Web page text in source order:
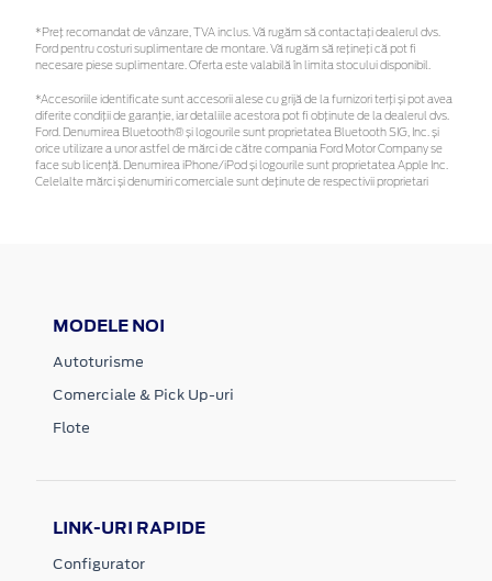
*Preţ recomandat de vânzare, TVA inclus. Vă rugăm să contactaţi dealerul dvs.
Ford pentru costuri suplimentare de montare. Vă rugăm să rețineți că pot fi
necesare piese suplimentare. Oferta este valabilă în limita stocului disponibil.
*Accesoriile identificate sunt accesorii alese cu grijă de la furnizori terți și pot avea
diferite condiții de garanție, iar detaliile acestora pot fi obținute de la dealerul dvs.
Ford. Denumirea Bluetooth® și logourile sunt proprietatea Bluetooth SIG, Inc. și
orice utilizare a unor astfel de mărci de către compania Ford Motor Company se
face sub licență. Denumirea iPhone/iPod și logourile sunt proprietatea Apple Inc.
Celelalte mărci și denumiri comerciale sunt deținute de respectivii proprietari
MODELE NOI
Autoturisme
Comerciale & Pick Up-uri
Flote
LINK-URI RAPIDE
Configurator